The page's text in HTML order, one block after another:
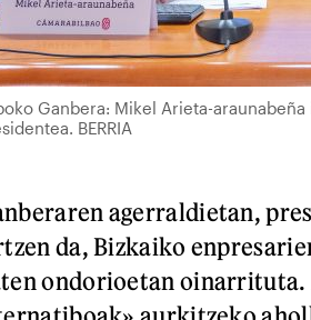
Ganbera: Mikel Arieta-
BERRIA
agerraldietan,
da, Bizkaiko
ondorioetan